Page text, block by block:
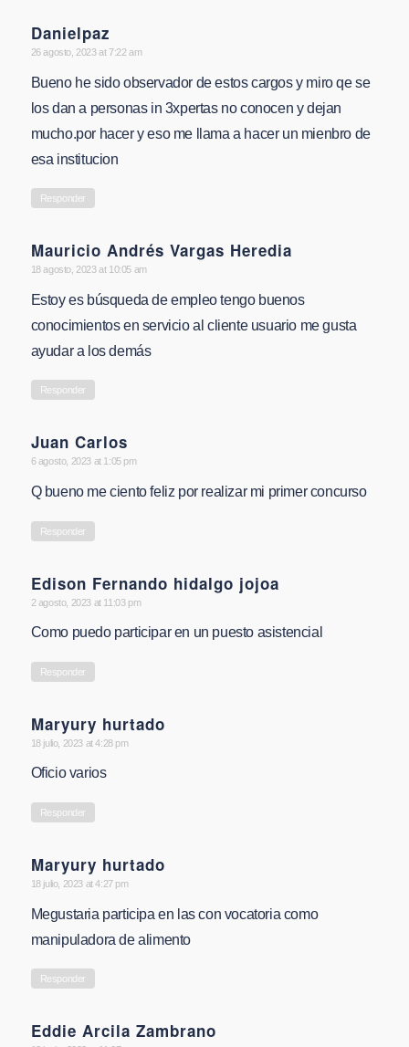
Danielpaz
says:
26 agosto, 2023 at 7:22 am
Bueno he sido observador de estos cargos y miro qe se
los dan a personas in 3xpertas no conocen y dejan
mucho.por hacer y eso me llama a hacer un mienbro de
esa institucion
Responder
Mauricio Andrés Vargas Heredia
says:
18 agosto, 2023 at 10:05 am
Estoy es búsqueda de empleo tengo buenos
conocimientos en servicio al cliente usuario me gusta
ayudar a los demás
Responder
Juan Carlos
says:
6 agosto, 2023 at 1:05 pm
Q bueno me ciento feliz por realizar mi primer concurso
Responder
Edison Fernando hidalgo jojoa
says:
2 agosto, 2023 at 11:03 pm
Como puedo participar en un puesto asistencial
Responder
Maryury hurtado
says:
18 julio, 2023 at 4:28 pm
Oficio varios
Responder
Maryury hurtado
says:
18 julio, 2023 at 4:27 pm
Megustaria participa en las con vocatoria como
manipuladora de alimento
Responder
Eddie Arcila Zambrano